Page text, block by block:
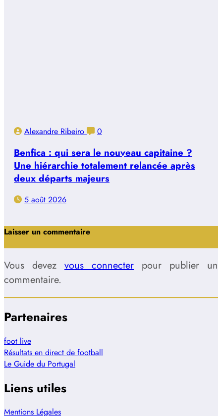
Alexandre Ribeiro 0
Benfica : qui sera le nouveau capitaine ?
Une hiérarchie totalement relancée après
deux départs majeurs
5 août 2026
Laisser un commentaire
Vous devez vous connecter pour publier un
commentaire.
Partenaires
foot live
Résultats en direct de football
Le Guide du Portugal
Liens utiles
Mentions Légales